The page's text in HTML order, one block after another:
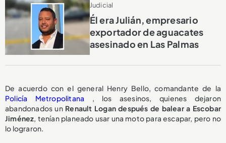
Judicial
Él era Julián, empresario
exportador de aguacates
asesinado en Las Palmas
De acuerdo con el general Henry Bello, comandante de la
Policía Metropolitana , los asesinos, quienes dejaron
abandonados un Renault Logan después de balear a Escobar
Jiménez, tenían planeado usar una moto para escapar, pero no
lo lograron.